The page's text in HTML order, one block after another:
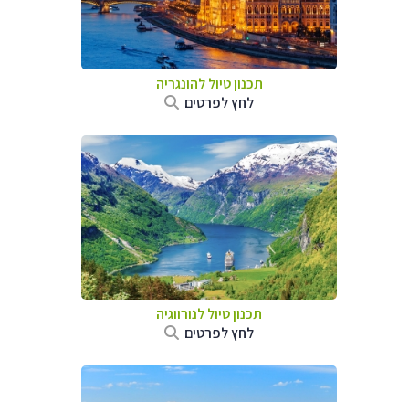
תכנון טיול להונגריה
לחץ לפרטים
תכנון טיול לנורווגיה
לחץ לפרטים